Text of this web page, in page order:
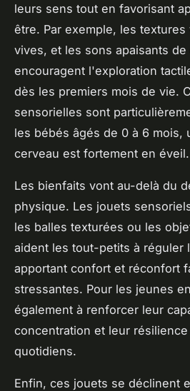
leurs sens tout en favorisant
être. Par exemple, les
vives, et les sons apaisants
encouragent l'exploration
dès les premiers mois de vie.
sensorielles sont
les bébés âgés de 0 à 6 mois,
cerveau est fortement en éveil.
Les bienfaits vont au-delà du
physique. Les jouets
les balles texturées ou les
aident les tout-petits à réguler
apportant confort et réconfort
stressantes. Pour les jeunes
également à renforcer leur
concentration et leur
quotidiens.
Enfin, ces jouets se déclinent